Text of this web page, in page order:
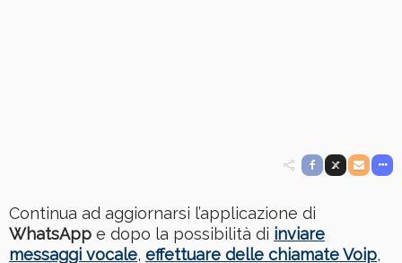
Continua ad aggiornarsi l’applicazione di
WhatsApp e dopo la possibilità di inviare
messaggi vocale, effettuare delle chiamate Voip,